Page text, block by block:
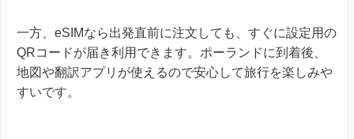
一方、eSIMなら出発直前に注文しても、すぐに設定用の
QRコードが届き利用できます。ポーランドに到着後、
地図や翻訳アプリが使えるので安心して旅行を楽しみや
すいです。